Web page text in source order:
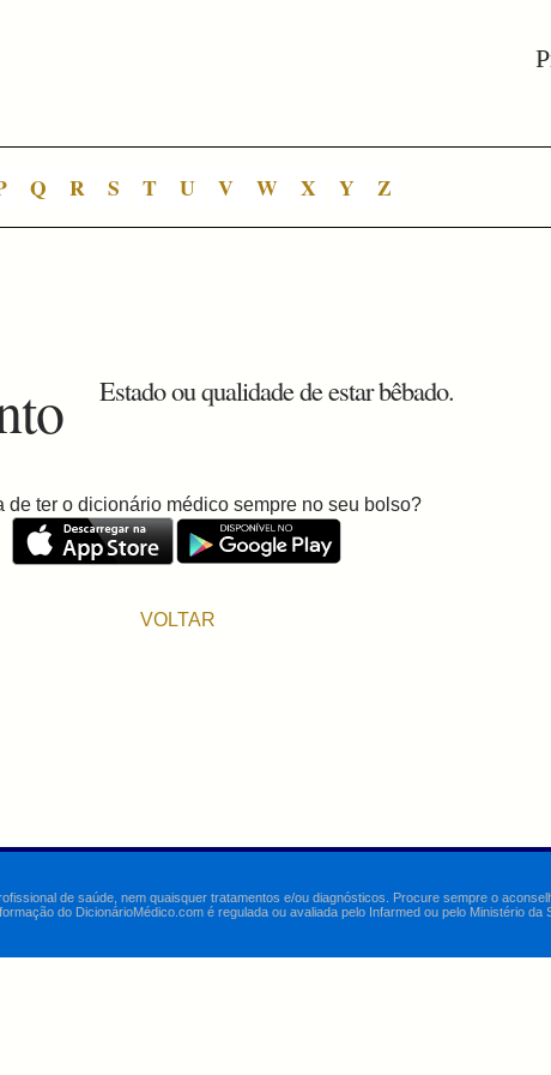
Q R S T U V W X Y Z
Estado ou qualidade de estar bêbado.
de ter o dicionário médico sempre no seu bolso?
VOLTAR
de saúde, nem quaisquer tratamentos e/ou diagnósticos. Procure sempre o
do DicionárioMédico.com é regulada ou avaliada pelo Infarmed ou pelo Ministério